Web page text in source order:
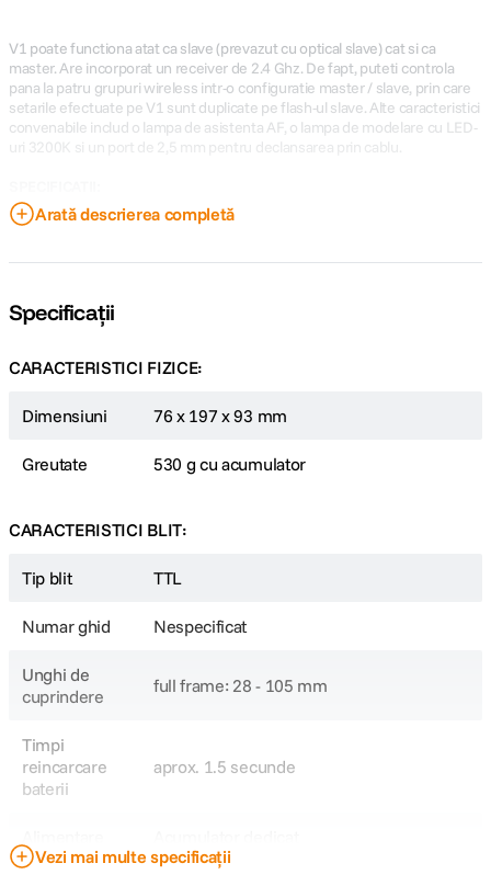
V1 poate functiona atat ca slave (prevazut cu optical slave) cat si ca
master. Are incorporat un receiver de 2.4 Ghz. De fapt, puteti controla
pana la patru grupuri wireless intr-o configuratie master / slave, prin care
setarile efectuate pe V1 sunt duplicate pe flash-ul slave. Alte caracteristici
convenabile includ o lampa de asistenta AF, o lampa de modelare cu LED-
uri 3200K si un port de 2,5 mm pentru declansarea prin cablu.
Montura Shoe
Bounce Head -7 to +120°
Raza acoperire 28 - 105 mm (Full Frame)
Cablu sincronizare 2.5 mm
Durata flash 1/300 la 1/20000 Sec
Indicator Flash-Ready Da
Distanta maxima de operare 100m
Canale Wireless 32
Grupuri Wireless 4
Greutate 530 g cu acumulator
Arată descrierea completă
Specificații
CARACTERISTICI FIZICE:
Dimensiuni 76 x 197 x 93 mm
Greutate 530 g cu acumulator
CARACTERISTICI BLIT:
Tip blit TTL
Numar ghid Nespecificat
Unghi de
cuprindere
full frame: 28 - 105 mm
Timpi
reincarcare
baterii
aprox. 1.5 secunde
Vezi mai multe specificații